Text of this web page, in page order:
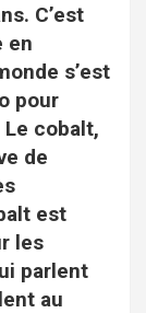
C’est
en
s’est
pour
cobalt,
de
est
les
parlent
au